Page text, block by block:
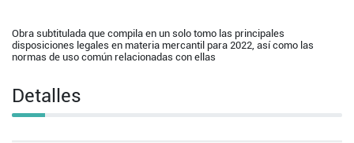
Obra subtitulada que compila en un solo tomo las principales
disposiciones legales en materia mercantil para 2022, así como las
normas de uso común relacionadas con ellas
Detalles